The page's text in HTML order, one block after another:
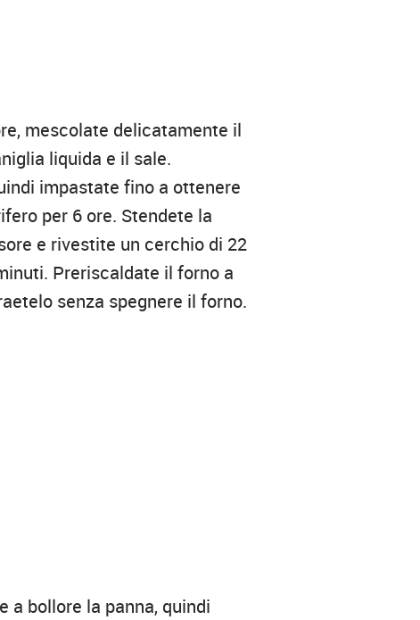
mescolate delicatamente il
liquida e il sale.
impastate fino a ottenere
per 6 ore. Stendete la
e rivestite un cerchio di 22
Preriscaldate il forno a
senza spegnere il forno.
bollore la panna, quindi